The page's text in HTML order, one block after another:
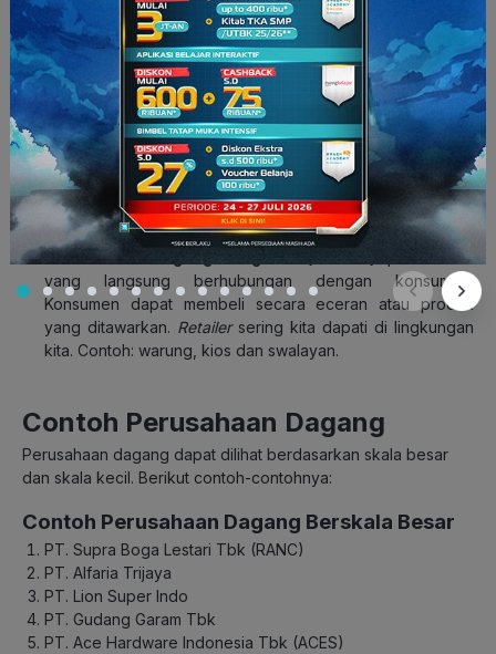
Berdasarkan Macam Konsumen Yang
Terlibat
Perusahaan Dagang Besar ( Wholesaler): perusahaan
yang secara langsung membeli produk dari pabrik dalam
jumlah besar dan dijual dalam volume yang besar pula.
Contoh: Pedagang grosir.
Perusahaan Dagang Perantara (Middleman ):
perusahaan yang membeli dalam partai besar untuk dijual
kembali ke pengecer dalam jumlah sedang. Contoh:
pedagang subgrosir.
Perusahaan Dagang Pengecer (
: perusahaan
yang langsung berhubungan dengan konsumen.
Konsumen dapat membeli secara eceran atau produk
yang ditawarkan. Retailer sering kita dapati di lingkungan
kita. Contoh: warung, kios dan swalayan.
Contoh Perusahaan Dagang
Perusahaan dagang dapat dilihat berdasarkan skala besar
dan skala kecil. Berikut contoh-contohnya:
Contoh Perusahaan Dagang Berskala Besar
PT. Supra Boga Lestari Tbk (RANC)
PT. Alfaria Trijaya
PT. Lion Super Indo
PT. Gudang Garam Tbk
PT. Ace Hardware Indonesia Tbk (ACES)